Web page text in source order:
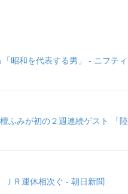
昭和を代表する男」 - ニフティ
ふみが初の２週連続ゲスト 「陸
ＪＲ運休相次ぐ - 朝日新聞